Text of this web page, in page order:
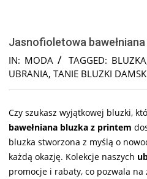
Jasnofioletowa
IN: MODA TAGGED: BLUZKA
UBRANIA, TANIE BLUZKI
Czy szukasz wyjątkowej bluzki,
bawełniana bluzka z printem
bluzka stworzona z myślą o
każdą okazję. Kolekcje naszych
promocje i rabaty, co pozwala